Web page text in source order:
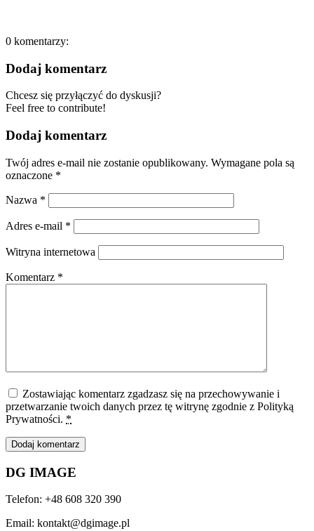
0 komentarzy:
Dodaj komentarz
Chcesz się przyłączyć do dyskusji?
Feel free to contribute!
Dodaj komentarz
Twój adres e-mail nie zostanie opublikowany. Wymagane pola są
oznaczone *
Nazwa *
Adres e-mail *
Witryna internetowa
Komentarz *
Zostawiając komentarz zgadzasz się na przechowywanie i
przetwarzanie twoich danych przez tę witrynę zgodnie z Polityką
Prywatności. *
DG IMAGE
Telefon: +48 608 320 390
Email: kontakt@dgimage.pl